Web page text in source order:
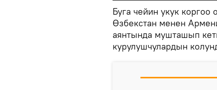
Буга чейин укук коргоо
Өзбекстан менен
аянтында мушташып
курулушчулардын